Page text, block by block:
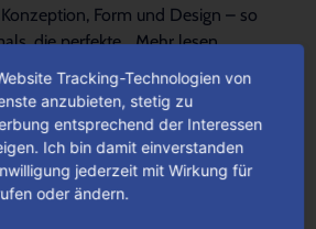
Form und Design – so
die perfekte...Mehr lesen
einfach konfigurieren
kannst du ganz einfach deine
bestimmten Auswahlkriterien
Tracking-Technologien von
anzubieten, stetig zu
entsprechend der Interessen
Ich bin damit einverstanden
jederzeit mit Wirkung für
oder ändern.